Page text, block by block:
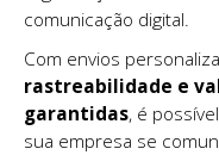
comunicação digital.
Com envios
rastreabilidade e
garantidas, é
sua empresa se